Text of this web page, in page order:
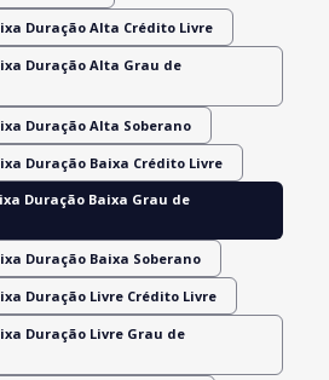
Duração Alta Crédito Livre
Duração Alta Grau de
Duração Alta Soberano
Duração Baixa Crédito Livre
Duração Baixa Grau de
Duração Baixa Soberano
Duração Livre Crédito Livre
Duração Livre Grau de